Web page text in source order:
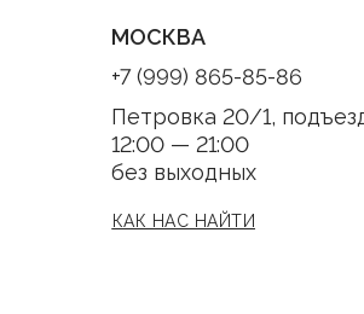
МОСКВА
Петровка 20/1,
12:00 — 21:00
без выходных
КАК НАС НАЙТИ
+7 (999) 865-85-86